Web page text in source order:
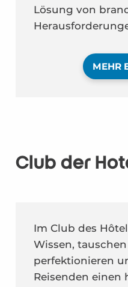
Lösung von
MEHR
Club der
Im Club des
Wissen,
perfektionieren
Reisenden einen